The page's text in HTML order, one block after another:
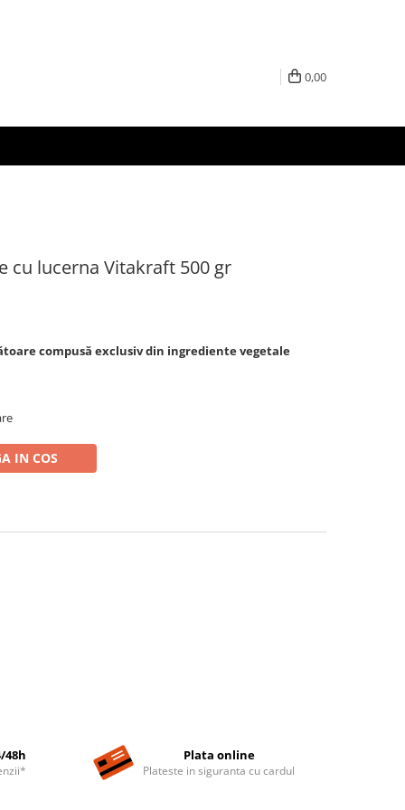
0,00
cu lucerna Vitakraft 500 gr
compusă exclusiv din ingrediente vegetale
IN COS
48h Plata online
Plateste in siguranta cu cardul